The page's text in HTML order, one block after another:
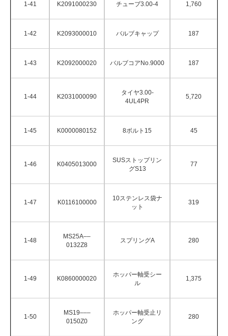
1-41 K2091000230 チューブ3.00-4 1,760
1-42 K2093000010 バルブキャップ 187
1-43 K2092000020 バルブコアNo.9000 187
1-44 K2031000090
タイヤ3.00-
4UL4PR
5,720
1-45 K0000080152 8ボルト15 45
1-46 K0405013000
SUSストップリン
グS13
77
1-47 K0116100000
10ステンレス袋ナ
ット
319
1-48
MS25A––
0132Z8
スプリングA 280
1-49 K0860000020
ホッパー軸受シー
ル
1,375
1-50
MS19–––
0150Z0
ホッパー軸受止リ
ング
280